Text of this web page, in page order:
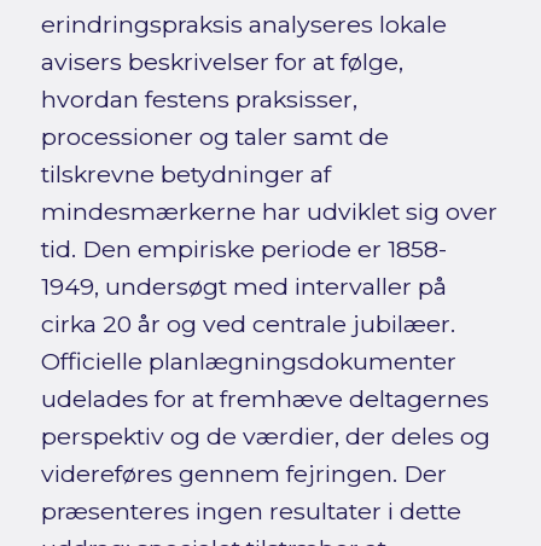
erindringspraksis analyseres lokale
avisers beskrivelser for at følge,
hvordan festens praksisser,
processioner og taler samt de
tilskrevne betydninger af
mindesmærkerne har udviklet sig over
tid. Den empiriske periode er 1858-
1949, undersøgt med intervaller på
cirka 20 år og ved centrale jubilæer.
Officielle planlægningsdokumenter
udelades for at fremhæve deltagernes
perspektiv og de værdier, der deles og
videreføres gennem fejringen. Der
præsenteres ingen resultater i dette